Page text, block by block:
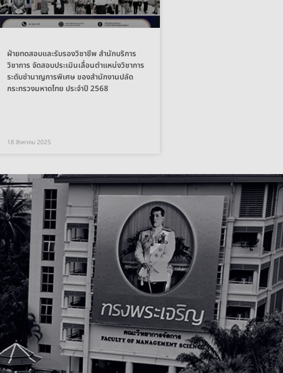
ฝ่ายทดสอบและรับรองวิชาชีพ สำนักบริการ
วิชาการ จัดสอบประเมินเลื่อนตำแหน่งวิชาการ
ระดับชำนาญการพิเศษ ของสำนักงานปลัด
กระทรวงมหาดไทย ประจำปี 2568
18 สิงหาคม 2025